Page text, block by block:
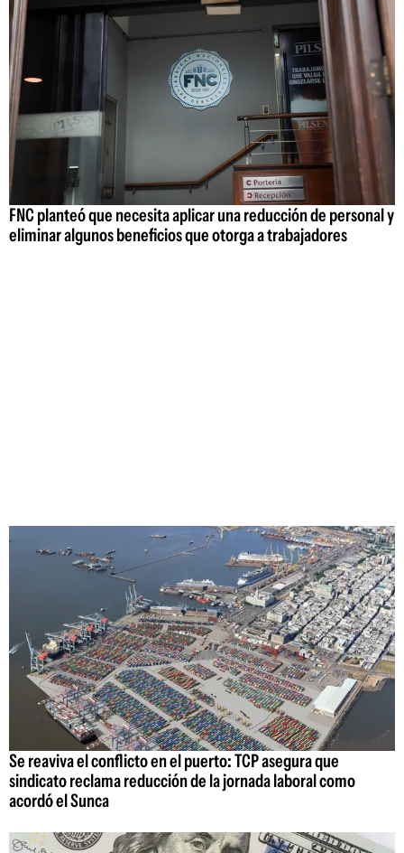
FNC planteó que necesita aplicar una reducción de personal y
eliminar algunos beneficios que otorga a trabajadores
Se reaviva el conflicto en el puerto: TCP asegura que
sindicato reclama reducción de la jornada laboral como
acordó el Sunca